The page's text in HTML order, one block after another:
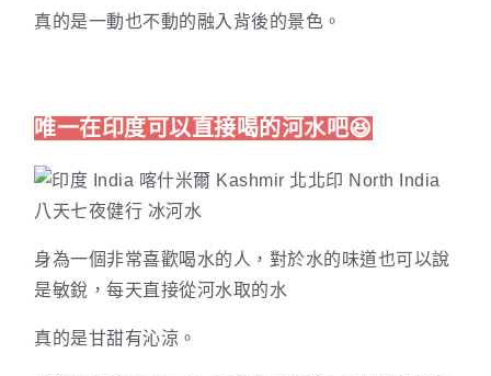
真的是一動也不動的融入背後的景色。
唯一在印度可以直接喝的河水吧😆
身為一個非常喜歡喝水的人，對於水的味道也可以說
是敏銳，每天直接從河水取的水
真的是甘甜有沁涼。